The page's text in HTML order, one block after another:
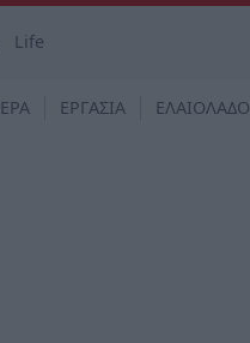
Life
ΕΡΓΑΣΙΑ ΕΛΑΙΟΛΑΔΟ